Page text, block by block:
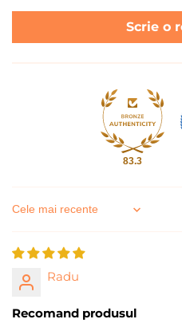
Scrie o
83.3
Sort by
Radu
Recomand produsul